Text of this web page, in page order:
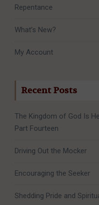
Repentance
What’s New?
My Account
Recent Posts
The Kingdom of God Is
Part Fourteen
Driving Out the Mocker
Encouraging the Seeker
Shedding Pride and